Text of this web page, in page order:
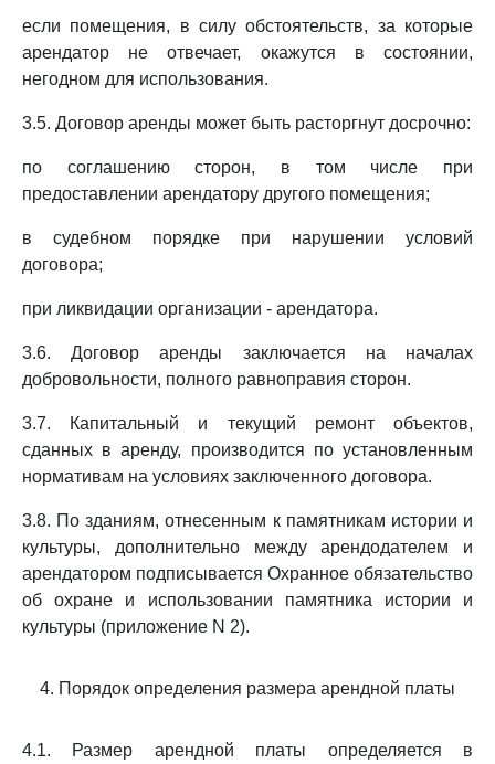
если помещения, в силу обстоятельств, за которые
арендатор не отвечает, окажутся в состоянии,
негодном для использования.
3.5. Договор аренды может быть расторгнут досрочно:
по соглашению сторон, в том числе при
предоставлении арендатору другого помещения;
в судебном порядке при нарушении условий
договора;
при ликвидации организации - арендатора.
3.6. Договор аренды заключается на началах
добровольности, полного равноправия сторон.
3.7. Капитальный и текущий ремонт объектов,
сданных в аренду, производится по установленным
нормативам на условиях заключенного договора.
3.8. По зданиям, отнесенным к памятникам истории и
культуры, дополнительно между арендодателем и
арендатором подписывается Охранное обязательство
об охране и использовании памятника истории и
культуры (приложение N 2).
4. Порядок определения размера арендной платы
4.1. Размер арендной платы определяется в